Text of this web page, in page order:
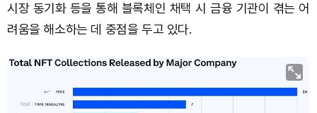
시장 동기화 등을 통해 블록체인 채택 시 금융 기관이 겪는 어
려움을 해소하는 데 중점을 두고 있다.